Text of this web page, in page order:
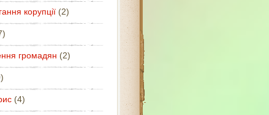
корупції(2)
громадян (2)
(4)